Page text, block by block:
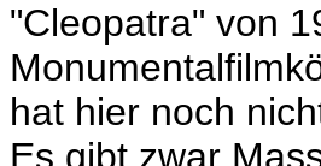
"Cleopatra" von
hat hier noch
Es gibt zwar